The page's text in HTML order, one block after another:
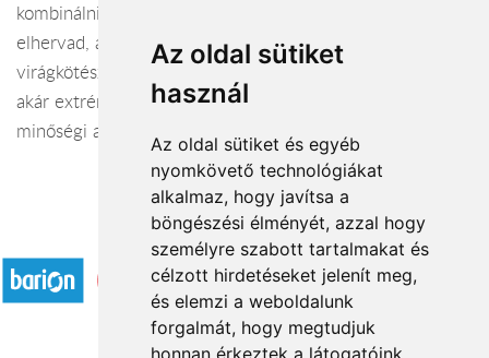
Az oldal sütiket
használ
Az oldal sütiket és egyéb
nyomkövető technológiákat
alkalmaz, hogy javítsa a
böngészési élményét, azzal hogy
személyre szabott tartalmakat és
célzott hirdetéseket jelenít meg,
és elemzi a weboldalunk
forgalmát, hogy megtudjuk
honnan érkeztek a látogatóink.
kombinálni lehet virágokkal, így ha az élő dekoráció
elhervad, az ajándék megmarad. A hagyományos
virágkötészeti stílus mellett a fiatalosabb, modernebb
akár extrém trendeket próbálom előnyben részesíteni,
minőségi alapanyagokból megfizethető áron.
Elfogadott fizetési módok